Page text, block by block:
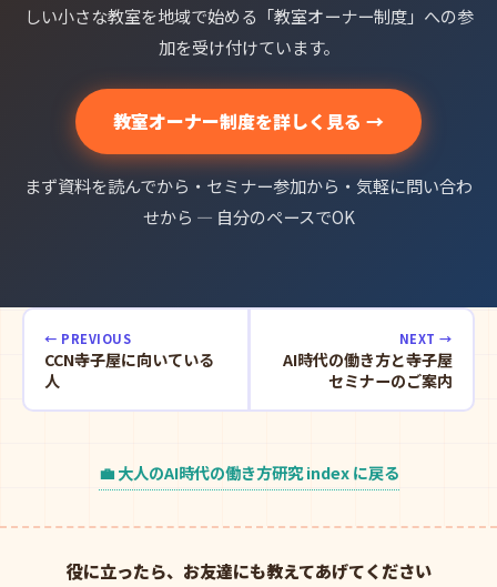
しい小さな教室を地域で始める「教室オーナー制度」への参
加を受け付けています。
教室オーナー制度を詳しく見る →
まず資料を読んでから・セミナー参加から・気軽に問い合わ
せから — 自分のペースでOK
← PREVIOUS
CCN寺子屋に向いている
人
NEXT →
AI時代の働き方と寺子屋
セミナーのご案内
💼 大人のAI時代の働き方研究 index に戻る
役に立ったら、お友達にも教えてあげてください